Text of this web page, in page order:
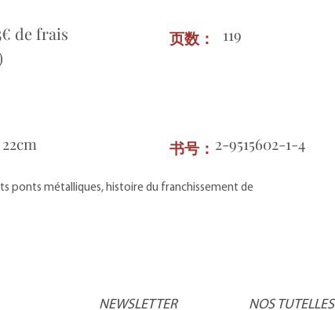
de frais
119
页数：
2-9515602-1-4
书号：
ponts métalliques, histoire du franchissement de
NEWSLETTER NOS TUTELLES